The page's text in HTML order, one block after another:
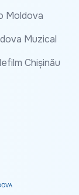
Moldova
Muzical
Chișinău